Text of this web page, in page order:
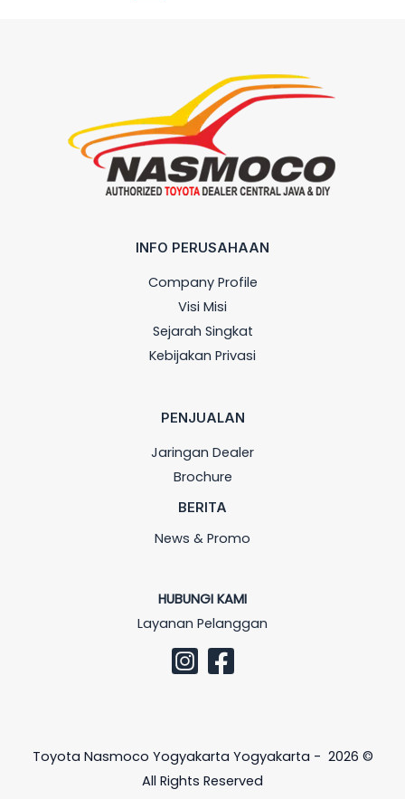
INFO PERUSAHAAN
Company Profile
Visi Misi
Sejarah Singkat
Kebijakan Privasi
PENJUALAN
Jaringan Dealer
Brochure
BERITA
News & Promo
HUBUNGI KAMI
Layanan Pelanggan
Toyota Nasmoco Yogyakarta Yogyakarta - 2026 ©
All Rights Reserved